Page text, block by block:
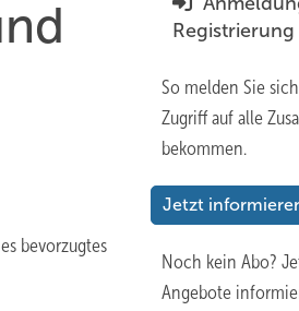
bevorzugtes
Registrierung
So melden Sie
Zugriff auf alle
bekommen.
Jetzt
Noch kein Abo?
Angebote